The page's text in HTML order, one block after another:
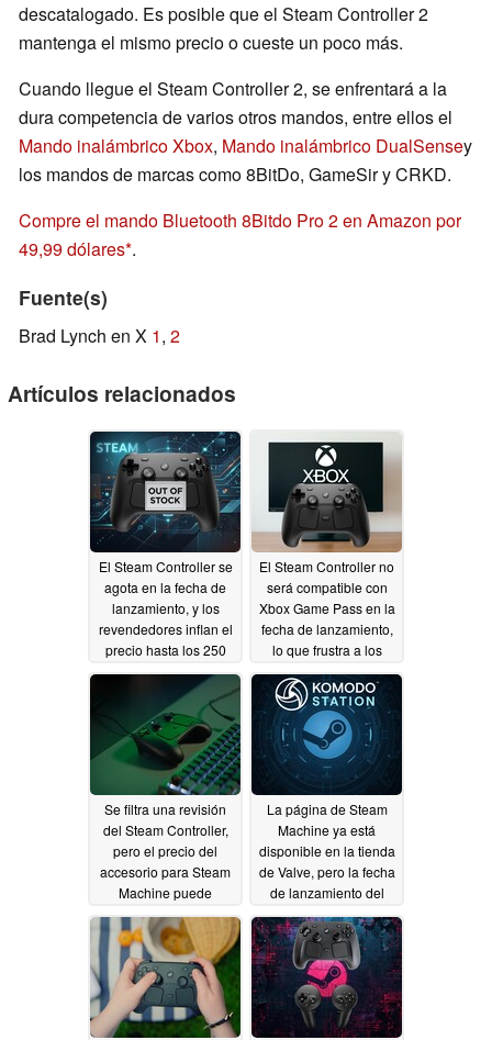
descatalogado. Es posible que el Steam Controller 2
mantenga el mismo precio o cueste un poco más.
Cuando llegue el Steam Controller 2, se enfrentará a la
dura competencia de varios otros mandos, entre ellos el
Mando inalámbrico Xbox, Mando inalámbrico DualSensey
los mandos de marcas como 8BitDo, GameSir y CRKD.
Compre el mando Bluetooth 8Bitdo Pro 2 en Amazon por
49,99 dólares .
Fuente(s)
Brad Lynch en X 1, 2
Artículos relacionados
El Steam Controller se
agota en la fecha de
lanzamiento, y los
revendedores inflan el
precio hasta los 250
dólares05/05/2026
El Steam Controller no
será compatible con
Xbox Game Pass en la
fecha de lanzamiento,
lo que frustra a los
jugadores de PC
04/29/2026
Se filtra una revisión
del Steam Controller,
pero el precio del
accesorio para Steam
Machine puede
decepcionar04/25/2026
La página de Steam
Machine ya está
disponible en la tienda
de Valve, pero la fecha
de lanzamiento del
Steam Controller
podría estar más cerca
04/24/2026